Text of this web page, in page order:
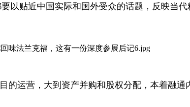
贴近中国实际和国外受众的话题，反映当代
的运营，大到资产并购和股权分配，本着融